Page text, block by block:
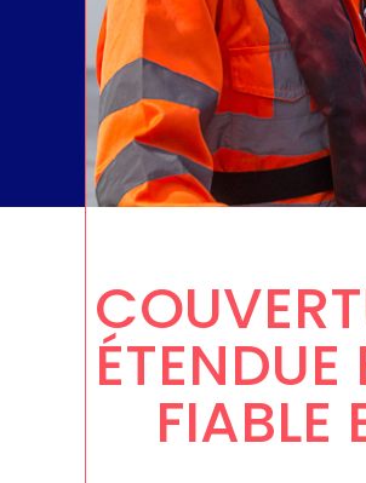
ÉTENDUE
FIABLE